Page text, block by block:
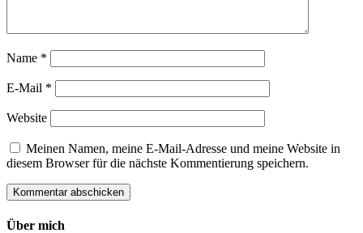
Name *
E-Mail *
Website
Meinen Namen, meine E-Mail-Adresse und meine Website in
diesem Browser für die nächste Kommentierung speichern.
Über mich